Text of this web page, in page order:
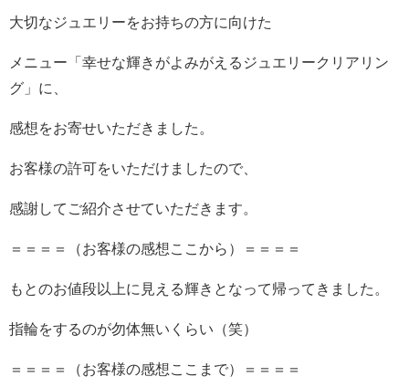
大切なジュエリーをお持ちの方に向けた
メニュー「幸せな輝きがよみがえるジュエリークリアリン
グ」に、
感想をお寄せいただきました。
お客様の許可をいただけましたので、
感謝してご紹介させていただきます。
＝＝＝＝（お客様の感想ここから）＝＝＝＝
もとのお値段以上に見える輝きとなって帰ってきました。
指輪をするのが勿体無いくらい（笑）
＝＝＝＝（お客様の感想ここまで）＝＝＝＝